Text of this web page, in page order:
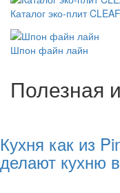
Каталог эко-плит CLEAF
Шпон файн лайн
Полезная
Кухня как из
делают кухню